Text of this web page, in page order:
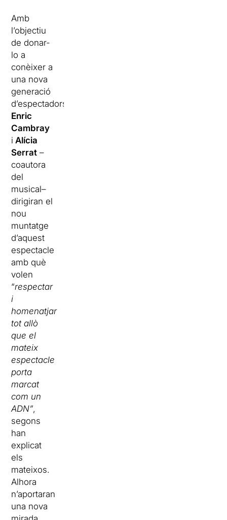
Amb
l’objectiu
de donar-
lo a
conèixer a
una nova
generació
d’espectadors,
Enric
Cambray
i Alícia
Serrat –
coautora
del
musical–
dirigiran el
nou
muntatge
d’aquest
espectacle
amb què
volen
“respectar
i
homenatjar
tot allò
que el
mateix
espectacle
porta
marcat
com un
ADN”,
segons
han
explicat
els
mateixos.
Alhora
n’aportaran
una nova